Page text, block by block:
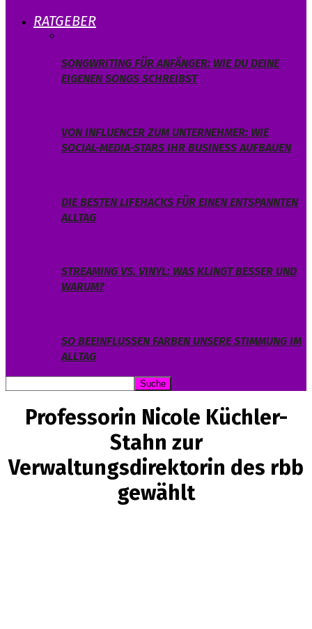
RATGEBER
SONGWRITING FÜR ANFÄNGER: WIE DU DEINE
EIGENEN SONGS SCHREIBST
VON INFLUENCER ZUM UNTERNEHMER: WIE
SOCIAL-MEDIA-STARS IHR BUSINESS AUFBAUEN
DIE BESTEN LIFEHACKS FÜR EINEN ENTSPANNTEN
ALLTAG
STREAMING VS. VINYL: WAS KLINGT BESSER UND
WARUM?
SO BEEINFLUSSEN FARBEN UNSERE STIMMUNG IM
ALLTAG
Professorin Nicole Küchler-
Stahn zur
Verwaltungsdirektorin des rbb
gewählt